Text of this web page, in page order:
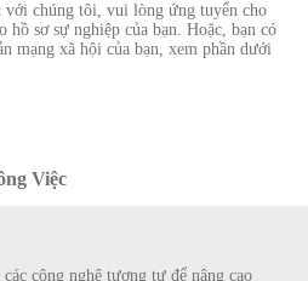
công nghệ tương tự để nâng cao
với chúng tôi, vui lòng ứng tuyển cho
hồ sơ sự nghiệp của bạn. Hoặc, bạn có
mạng xã hội của bạn, xem phần dưới
Việc
GIAN LẬN